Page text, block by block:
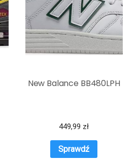
New Balance BB480LPH
449,99 zł
Sprawdź